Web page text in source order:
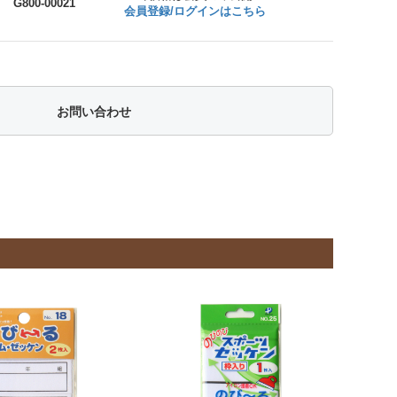
G800-00021
会員登録/ログインはこちら
お問い合わせ